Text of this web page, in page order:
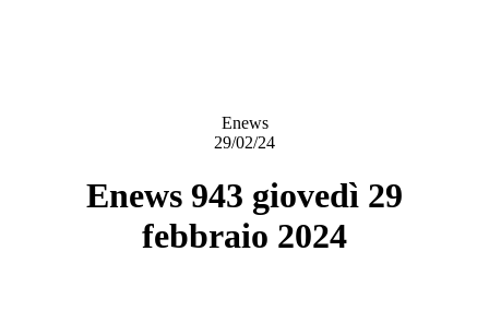
Enews
29/02/24
Enews 943 giovedì 29
febbraio 2024